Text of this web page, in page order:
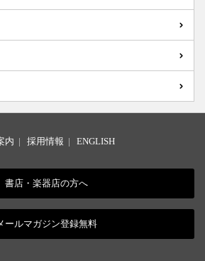
内 | 採用情報 | ENGLISH
書店・楽器店の方へ
ールマガジン登録無料